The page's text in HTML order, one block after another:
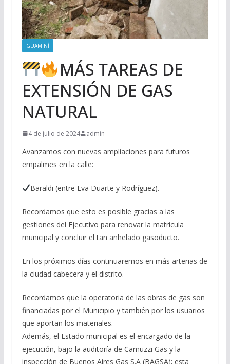
GUAMINÍ
MÁS TAREAS DE
EXTENSIÓN DE GAS
NATURAL
4 de julio de 2024 admin
Avanzamos con nuevas ampliaciones para futuros
empalmes en la calle:
Baraldi (entre Eva Duarte y Rodríguez).
Recordamos que esto es posible gracias a las
gestiones del Ejecutivo para renovar la matrícula
municipal y concluir el tan anhelado gasoducto.
En los próximos días continuaremos en más arterias de
la ciudad cabecera y el distrito.
Recordamos que la operatoria de las obras de gas son
financiadas por el Municipio y también por los usuarios
que aportan los materiales.
Además, el Estado municipal es el encargado de la
ejecución, bajo la auditoría de Camuzzi Gas y la
inspección de Buenos Aires Gas S.A (BAGSA); esta